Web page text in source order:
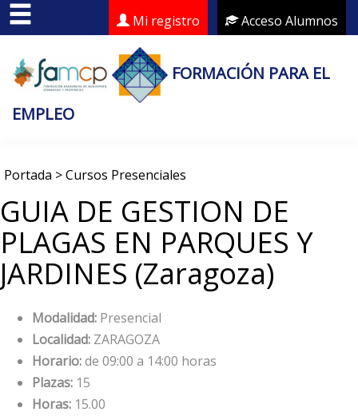
Acceso Alumnos
Mi registro
FORMACIÓN PARA EL
EMPLEO
Portada >Cursos Presenciales
GUIA DE GESTION DE
PLAGAS EN PARQUES Y
JARDINES (Zaragoza)
Modalidad: Presencial
Localidad: ZARAGOZA
Horario:de 09:00 a 14:00 horas
Plazas: 15
Horas: 15.00